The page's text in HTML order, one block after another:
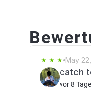
May
catch
vor 8